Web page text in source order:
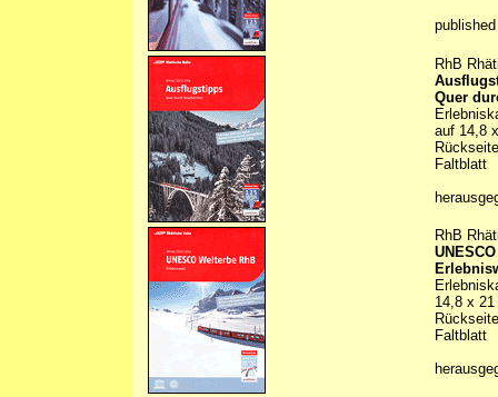
RhB
Quer
auf 14,8
Faltblatt
RhB
14,8 x
Faltblatt